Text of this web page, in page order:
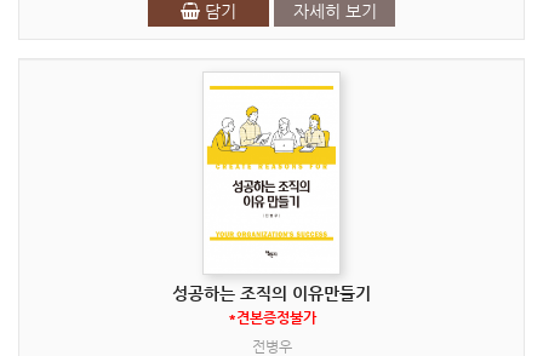
담기 자세히 보기
성공하는 조직의 이유만들기
*견본증정불가
전병우